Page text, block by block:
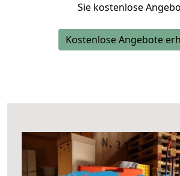
Sie kostenlose
Kostenlose Angebote